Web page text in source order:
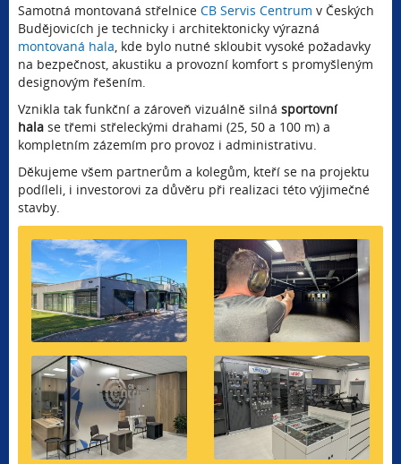
Samotná montovaná střelnice CB Servis Centrum v Českých
Budějovicích je technicky i architektonicky výrazná
montovaná hala , kde bylo nutné skloubit vysoké požadavky
na bezpečnost, akustiku a provozní komfort s promyšleným
designovým řešením.
Vznikla tak funkční a zároveň vizuálně silná sportovní
hala se třemi střeleckými drahami (25, 50 a 100 m) a
kompletním zázemím pro provoz i administrativu.
Děkujeme všem partnerům a kolegům, kteří se na projektu
podíleli, i investorovi za důvěru při realizaci této výjimečné
stavby.